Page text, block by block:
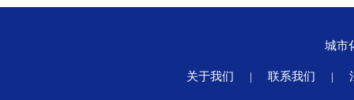
城市
关于我们 | 联系我们 |